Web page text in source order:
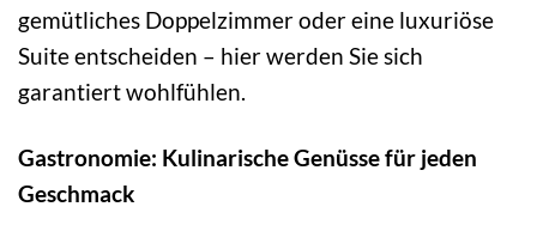
gemütliches Doppelzimmer oder eine luxuriöse
Suite entscheiden – hier werden Sie sich
garantiert wohlfühlen.
Gastronomie: Kulinarische Genüsse für jeden
Geschmack